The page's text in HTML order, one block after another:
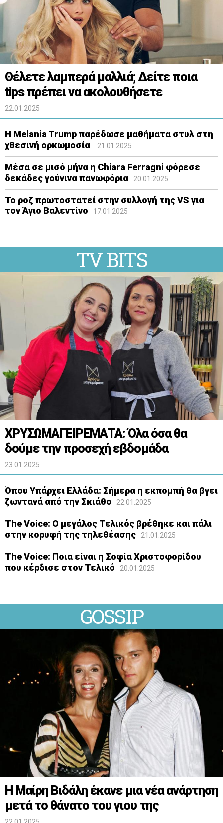
Θέλετε λαμπερά μαλλιά; Δείτε ποια
tips πρέπει να ακολουθήσετε
22.01.2025
Η Melania Trump παρέδωσε μαθήματα στυλ στη
χθεσινή ορκωμοσία
21.01.2025
Μέσα σε μισό μήνα η Chiara Ferragni φόρεσε
δεκάδες γούνινα πανωφόρια
20.01.2025
Το ροζ πρωτοστατεί στην συλλογή της VS για
τον Άγιο Βαλεντίνο
17.01.2025
TV BITS
ΧΡΥΣΩΜΑΓΕΙΡΕΜΑΤΑ: Όλα όσα θα
δούμε την προσεχή εβδομάδα
23.01.2025
Όπου Υπάρχει Ελλάδα: Σήμερα η εκπομπή θα βγει
ζωντανά από την Σκιάθο
22.01.2025
The Voice: Ο μεγάλος Τελικός βρέθηκε και πάλι
στην κορυφή της τηλεθέασης
21.01.2025
The Voice: Ποια είναι η Σοφία Χριστοφορίδου
που κέρδισε στον Τελικό
20.01.2025
GOSSIP
Η Μαίρη Βιδάλη έκανε μια νέα ανάρτηση
μετά το θάνατο του γιου της
22.01.2025